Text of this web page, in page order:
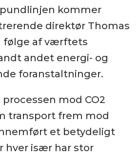
kommer
direktør Thomas
følge af værftets
andet energi- og
foranstaltninger.
mod CO2
transport frem mod
et betydeligt
hver især har stor